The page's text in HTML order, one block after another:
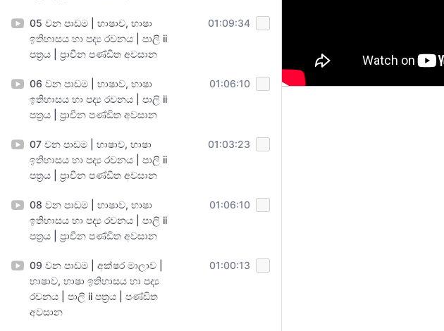
05 වන පාඩම | භාෂාව, භාෂා
ඉතිහාසය හා පද්‍ය රචනය | පාලි ii
පත්‍රය | ප්‍රාචීන පණ්ඩිත අවසාන
01:09:34
06 වන පාඩම | භාෂාව, භාෂා
ඉතිහාසය හා පද්‍ය රචනය | පාලි ii
පත්‍රය | ප්‍රාචීන පණ්ඩිත අවසාන
01:06:10
07 වන පාඩම | භාෂාව, භාෂා
ඉතිහාසය හා පද්‍ය රචනය | පාලි ii
පත්‍රය | ප්‍රාචීන පණ්ඩිත අවසාන
01:03:23
08 වන පාඩම | භාෂාව, භාෂා
ඉතිහාසය හා පද්‍ය රචනය | පාලි ii
පත්‍රය | ප්‍රාචීන පණ්ඩිත අවසාන
01:06:10
09 වන පාඩම | අක්ෂර මාලාව |
භාෂාව, භාෂා ඉතිහාසය හා පද්‍ය
රචනය | පාලි ii පත්‍රය | පණ්ඩිත
අවසාන
01:00:13